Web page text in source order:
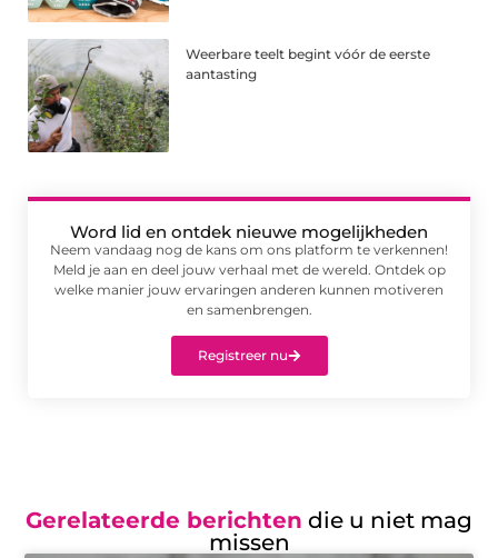
Weerbare teelt begint vóór de eerste
aantasting
Word lid en ontdek nieuwe mogelijkheden
Neem vandaag nog de kans om ons platform te verkennen!
Meld je aan en deel jouw verhaal met de wereld. Ontdek op
welke manier jouw ervaringen anderen kunnen motiveren
en samenbrengen.
Registreer nu
Gerelateerde berichten die u niet mag
missen